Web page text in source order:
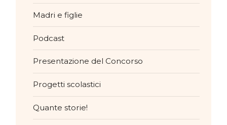
Madri e figlie
Podcast
Presentazione del Concorso
Progetti scolastici
Quante storie!